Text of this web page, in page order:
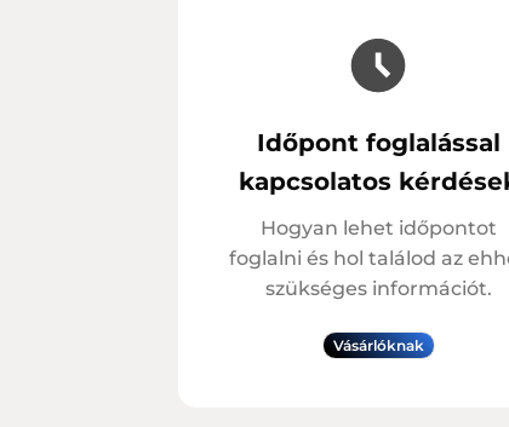
Időpont foglalással
kapcsolatos
Hogyan lehet időpontot
foglalni és hol találod az
szükséges információt.
Vásárlóknak